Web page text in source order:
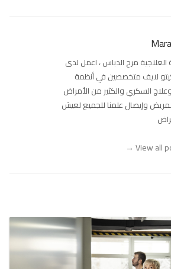
العلاجية مرح الدباس ، اعمل لدى
لايف متخصصين في أنظمة
السكري والكثير من الأمراض
وإيصال علمنا للجميع لعيش
View all
→